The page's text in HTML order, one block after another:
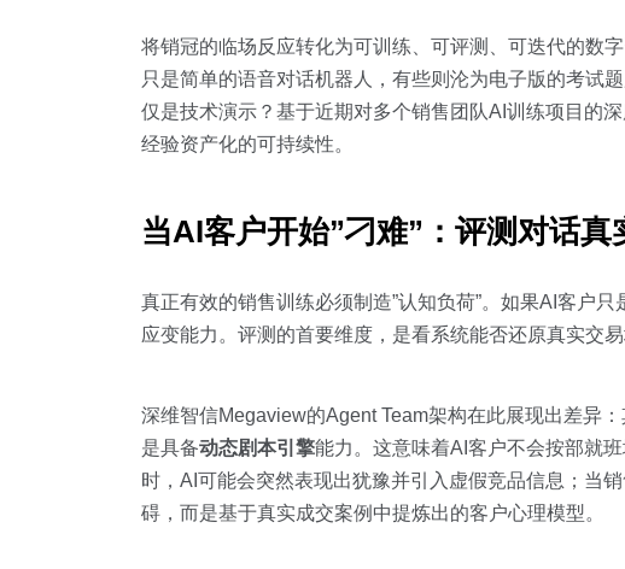
将销冠的临场反应转化为可训练、可评测、可迭代的数
只是简单的语音对话机器人，有些则沦为电子版的考试
仅是技术演示？基于近期对多个销售团队AI训练项目的
经验资产化的可持续性。
当AI客户开始”刁难”：评测对话
真正有效的销售训练必须制造”认知负荷”。如果AI客户
应变能力。评测的首要维度，是看系统能否还原真实交
深维智信Megaview的Agent Team架构在此展现出差异
是具备动态剧本引擎能力。这意味着AI客户不会按部就
时，AI可能会突然表现出犹豫并引入虚假竞品信息；当
碍，而是基于真实成交案例中提炼出的客户心理模型。